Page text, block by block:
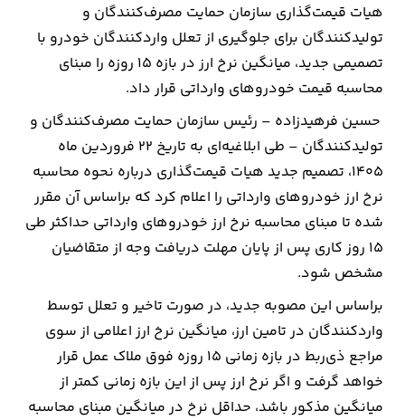
راه
و
مسکن
اقتصاد
ایران
ارتباطات
خودرو
عمومی
نوتیف
شناور
هیات قیمت‌گذاری سازمان حمایت مصرف‌کنندگان و
تولیدکنندگان برای جلوگیری از تعلل واردکنندگان خودرو با
تصمیمی جدید، میانگین نرخ ارز در بازه ۱۵ روزه را مبنای
محاسبه قیمت خودروهای وارداتی قرار داد.
حسین فرهیدزاده – رئیس سازمان حمایت مصرف‌کنندگان و
تولیدکنندگان – طی ابلاغیه‌ای به تاریخ ۲۲ فروردین ماه
۱۴۰۵، تصمیم جدید هیات قیمت‌گذاری درباره نحوه محاسبه
نرخ ارز خودروهای وارداتی را اعلام کرد که براساس آن مقرر
شده تا مبنای محاسبه نرخ ارز خودروهای وارداتی حداکثر طی
۱۵ روز کاری پس از پایان مهلت دریافت وجه از متقاضیان
مشخص شود.
براساس این مصوبه جدید، در صورت تاخیر و تعلل توسط
واردکنندگان در تامین ارز، میانگین نرخ ارز اعلامی از سوی
مراجع ذی‌ربط در بازه زمانی ۱۵ روزه فوق ملاک عمل قرار
خواهد گرفت و اگر نرخ ارز پس از این بازه زمانی کمتر از
میانگین مذکور باشد، حداقل نرخ در میانگین مبنای محاسبه